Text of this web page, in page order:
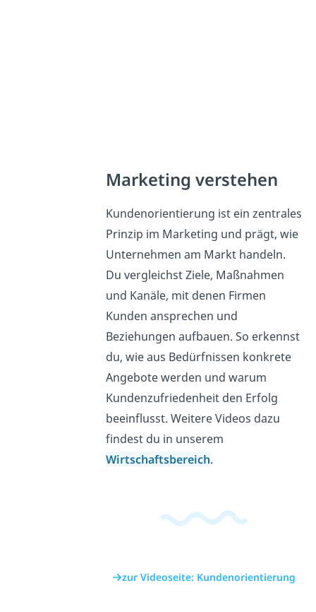
Marketing verstehen
Kundenorientierung ist ein zentrales
Prinzip im Marketing und prägt, wie
Unternehmen am Markt handeln.
Du vergleichst Ziele, Maßnahmen
und Kanäle, mit denen Firmen
Kunden ansprechen und
Beziehungen aufbauen. So erkennst
du, wie aus Bedürfnissen konkrete
Angebote werden und warum
Kundenzufriedenheit den Erfolg
beeinflusst. Weitere Videos dazu
findest du in unserem
Wirtschaftsbereich.
zur Videoseite: Kundenorientierung